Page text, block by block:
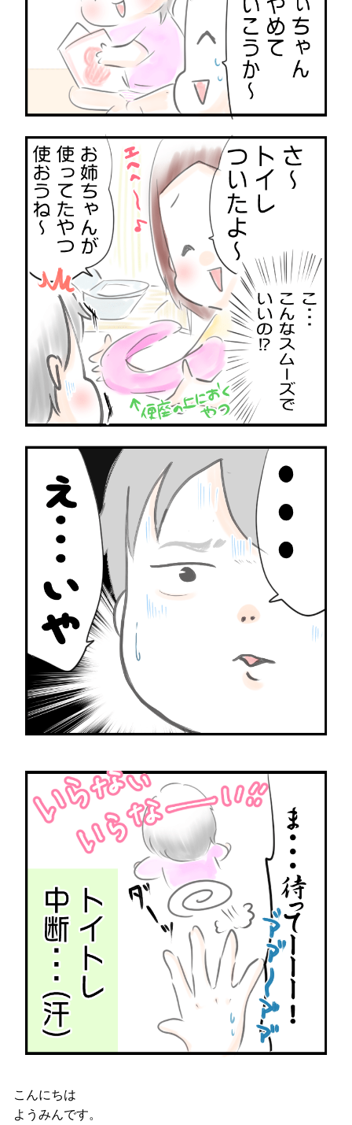
こんにちは
ようみんです。